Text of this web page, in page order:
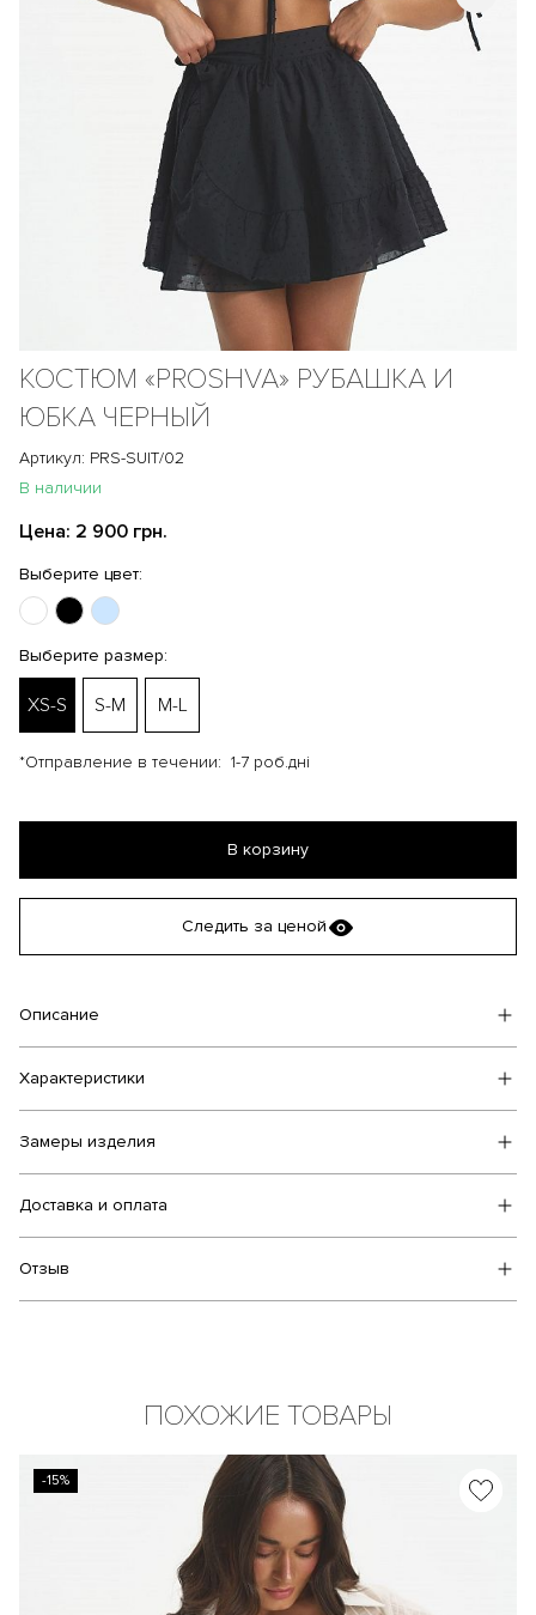
КОСТЮМ «PROSHVA» РУБАШКА И
ЮБКА ЧЕРНЫЙ
Артикул: PRS-SUIT/02
В наличии
Цена: 2 900 грн.
Выберите цвет:
Выберите размер:
XS-S S-M M-L
*Отправление в течении: 1-7 роб.дні
В корзину
Следить за ценой
Описание
Характеристики
Замеры изделия
Доставка и оплата
Отзыв
ПОХОЖИЕ ТОВАРЫ
-15%